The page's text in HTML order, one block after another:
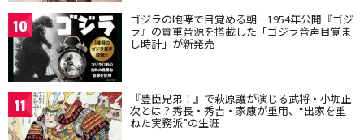
10 ゴジラの咆哮で目覚める朝…1954年公開『ゴジ
ラ』の貴重音源を搭載した「ゴジラ音声目覚ま
し時計」が新発売
11 『豊臣兄弟！』で萩原護が演じる武将・小堀正
次とは？秀長・秀吉・家康が重用、“出家を重
ねた実務派”の生涯